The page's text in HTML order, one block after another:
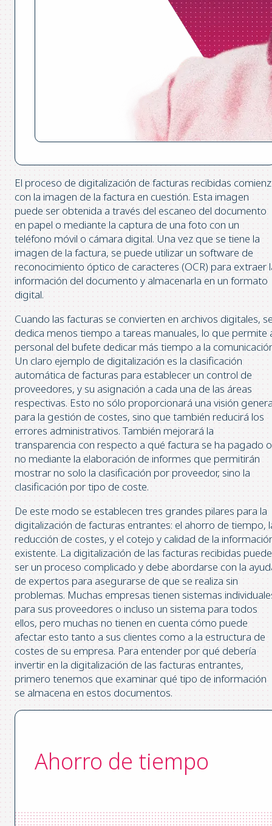
El proceso de digitalización de facturas recibidas
con la imagen de la factura en cuestión. Esta imagen
puede ser obtenida a través del escaneo del documento
en papel o mediante la captura de una foto con un
teléfono móvil o cámara digital. Una vez que se tiene la
imagen de la factura, se puede utilizar un software de
reconocimiento óptico de caracteres (OCR) para extraer
información del documento y almacenarla en un formato
digital.
Cuando las facturas se convierten en archivos digitales,
dedica menos tiempo a tareas manuales, lo que permite
personal del bufete dedicar más tiempo a la
Un claro ejemplo de digitalización es la clasificación
automática de facturas para establecer un control de
proveedores, y su asignación a cada una de las áreas
respectivas. Esto no sólo proporcionará una visión
para la gestión de costes, sino que también reducirá los
errores administrativos. También mejorará la
transparencia con respecto a qué factura se ha pagado o
no mediante la elaboración de informes que permitirán
mostrar no solo la clasificación por proveedor, sino la
clasificación por tipo de coste.
De este modo se establecen tres grandes pilares para la
digitalización de facturas entrantes: el ahorro de tiempo,
reducción de costes, y el cotejo y calidad de la
existente. La digitalización de las facturas recibidas puede
ser un proceso complicado y debe abordarse con la
de expertos para asegurarse de que se realiza sin
problemas. Muchas empresas tienen sistemas
para sus proveedores o incluso un sistema para todos
ellos, pero muchas no tienen en cuenta cómo puede
afectar esto tanto a sus clientes como a la estructura de
costes de su empresa. Para entender por qué debería
invertir en la digitalización de las facturas entrantes,
primero tenemos que examinar qué tipo de información
se almacena en estos documentos.
Ahorro de tiempo